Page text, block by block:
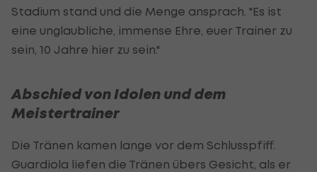
Stadium stand und die Menge ansprach. "Es ist
eine unglaubliche, immense Ehre, euer Trainer zu
sein, 10 Jahre hier zu sein."
Abschied von Idolen und dem
Meistertrainer
Die Tränen kamen lange vor dem Schlusspfiff.
Guardiola liefen die Tränen übers Gesicht, als er